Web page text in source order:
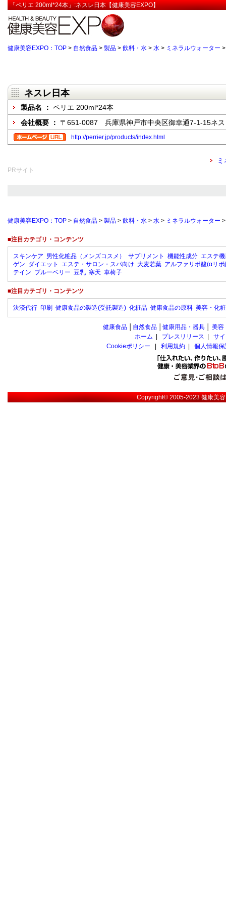
「ペリエ 200ml*24本」:ネスレ日本【健康美容EXPO】
健康美容EXPO：TOP > 自然食品 > 製品 > 飲料・水 > 水 > ミネラルウォーター
ネスレ日本
製品名 ： ペリエ 200ml*24本
会社概要 ： 〒651-0087 兵庫県神戸市中央区御幸通7-1-15ネス
http://perrier.jp/products/index.html
PRサイト
健康美容EXPO：TOP > 自然食品 > 製品 > 飲料・水 > 水 > ミネラルウォーター
■注目カテゴリ・コンテンツ
スキンケア 男性化粧品（メンズコスメ） サプリメント 機能性成分 エステ
ゲン ダイエット エステ・サロン・スパ向け 大麦若葉 アルファリポ酸(αリポ
テイン ブルーベリー 豆乳 寒天 車椅子
■注目カテゴリ・コンテンツ
決済代行 印刷 健康食品の製造(受託製造) 化粧品 健康食品の原料 美容・化
健康食品 自然食品 健康用品・器具 美容
ホーム
プレスリリース
サ
Cookieポリシー
利用規約 個人情報
Copyright© 2005-2023健康美